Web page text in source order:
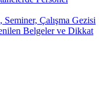
Seminer, Çalışma Gezisi
Belgeler ve Dikkat